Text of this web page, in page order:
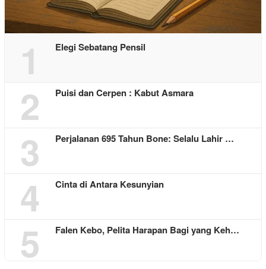
1 Elegi Sebatang Pensil
2 Puisi dan Cerpen : Kabut Asmara
3 Perjalanan 695 Tahun Bone: Selalu Lahir …
4 Cinta di Antara Kesunyian
5 Falen Kebo, Pelita Harapan Bagi yang Keh…